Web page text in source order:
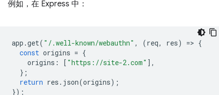
例如，在 Express 中：
app .get( "/.well-known/webauthn" , (req, res) => {
const origins = {
origins : [ "https://site-2.com" ],
};
return res . json(origins);
});